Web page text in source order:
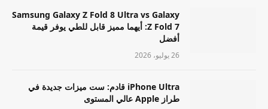
Samsung Galaxy Z Fold 8 Ultra vs Galaxy
Z Fold 7: أيهما مميز قابل للطي يوفر قيمة
أفضل
26 يوليو، 2026
iPhone Ultra قادم: ست ميزات جديدة في
طراز Apple عالي المستوى